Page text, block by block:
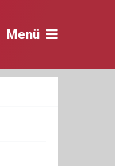
Menü